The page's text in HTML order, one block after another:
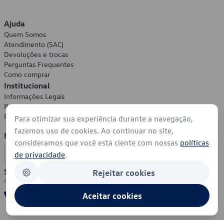
Ajuda
Quem Somos
Atendimento (SAC)
Devoluções e trocas
Perguntas Frequentes
Como comprar
Institucional
Informações Legais
Política de Privacidade
Política de Cookies
Formas de Pagamento
Segurança
Para otimizar sua experiência durante a navegação,
fazemos uso de cookies. Ao continuar no site,
consideramos que você está ciente com nossas políticas
de privacidade.
Rejeitar cookies
Aceitar cookies